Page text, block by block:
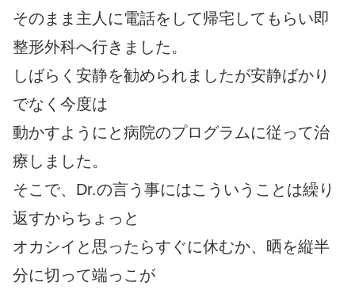
そのまま主人に電話をして帰宅してもらい即
整形外科へ行きました。
しばらく安静を勧められましたが安静ばかり
でなく今度は
動かすようにと病院のプログラムに従って治
療しました。
そこで、Dr.の言う事にはこういうことは繰り
返すからちょっと
オカシイと思ったらすぐに休むか、晒を縦半
分に切って端っこが